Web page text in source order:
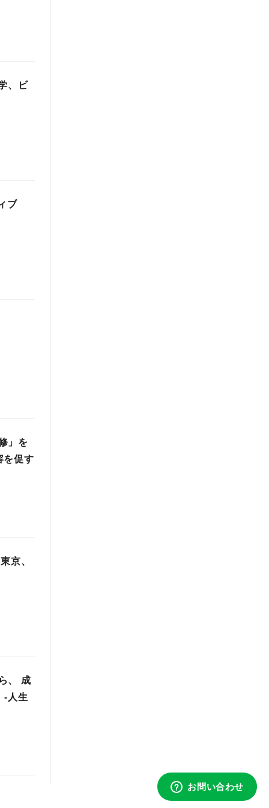
、ビ
ブ
」を
を促す
京、
、 成
-人生